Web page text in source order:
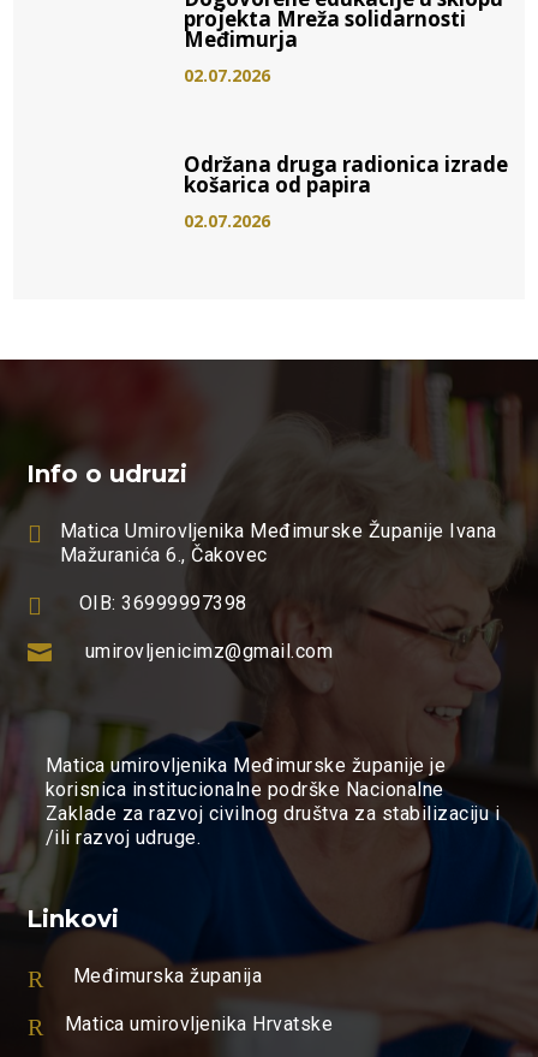
projekta Mreža solidarnosti
Međimurja
02.07.2026
Održana druga radionica izrade
košarica od papira
02.07.2026
Info o udruzi

Matica Umirovljenika Međimurske Županije Ivana
Mažuranića 6., Čakovec
 OIB: 36999997398
 umirovljenicimz@gmail.com
Matica umirovljenika Međimurske županije je
korisnica institucionalne podrške Nacionalne
Zaklade za razvoj civilnog društva za stabilizaciju i
/ili razvoj udruge.
Linkovi
R Međimurska županija
R Matica umirovljenika Hrvatske